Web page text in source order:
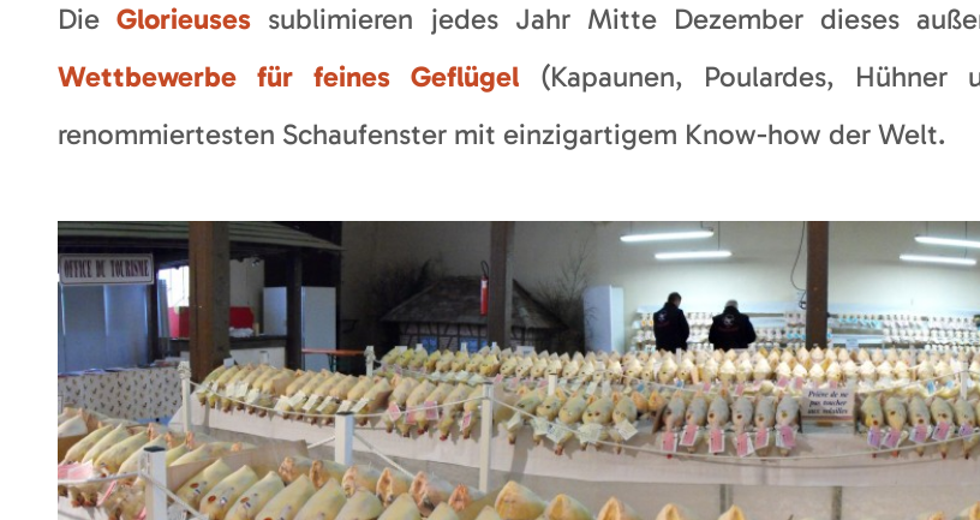
DieGlorieuses sublimieren jedes Jahr Mitte Dezember dieses
Wettbewerbe für feines Geflügel (Kapaunen, Poulardes,
renommiertesten Schaufenster mit einzigartigem Know-how der Welt.